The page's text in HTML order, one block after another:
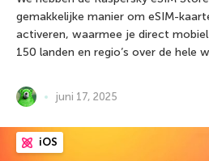
gemakkelijke manier om eSIM-
activeren, waarmee je direct
150 landen en regio’s over de hele
juni 17, 2025
iOS